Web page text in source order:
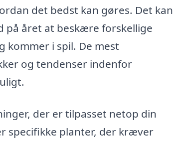
det bedst kan gøres. Det kan
året at beskære forskellige
kommer i spil. De mest
og tendenser indenfor
der er tilpasset netop din
specifikke planter, der kræver